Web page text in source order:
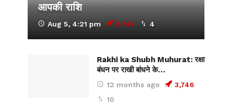
आपकी राशि
Aug 5, 4:21 pm 3,747 4
Rakhi ka Shubh Muhurat: रक्षा
बंधन पर राखी बांधने के…
12 months ago
3,746
10